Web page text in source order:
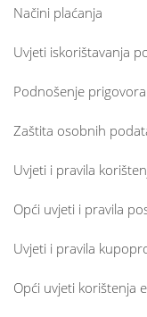
Načini plaćanja
Uvjeti iskorištavanja
Podnošenje prigovora
Zaštita osobnih
Uvjeti i pravila
Opći uvjeti i pravila
Uvjeti i pravila
Opći uvjeti korištenja